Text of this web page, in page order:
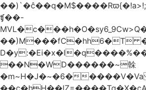
��)`�ĉ��q�M$����Rϖ{�
ʧ��-
��)M���fC�hh6�T
��N�WD������~榦
�m~H�J�~�6�